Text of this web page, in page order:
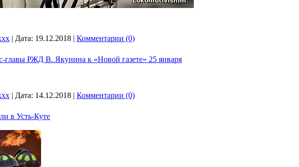
| Дата: 19.12.2018 | Комментарии (0)
главы РЖД В. Якунина к «Новой газете» 25 января
| Дата: 14.12.2018 | Комментарии (0)
в Усть-Куте